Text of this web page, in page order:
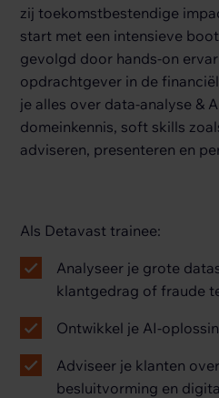
zij toekomstbestendige
start met een intensieve
gevolgd door hands-on
opdrachtgever in de
je alles over data-analyse &
domeinkennis, soft skills
adviseren, presenteren en
Als Detavast trainee:
Analyseer je grote
klantgedrag of fraude
Ontwikkel je AI-
Adviseer je klanten
besluitvorming en